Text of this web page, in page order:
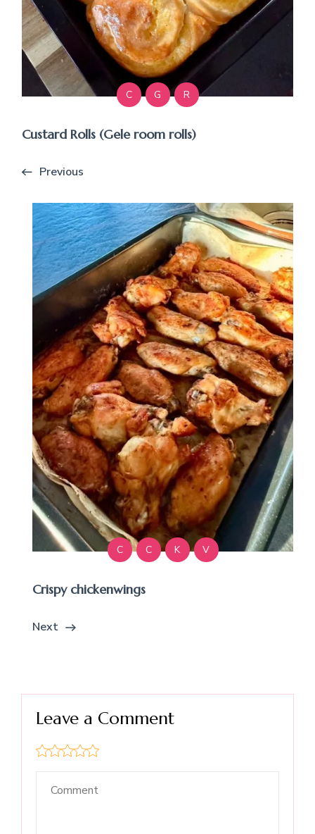
C G R
Custard Rolls (Gele room rolls)
Previous
C C K V
Crispy chickenwings
Next
Leave a Comment